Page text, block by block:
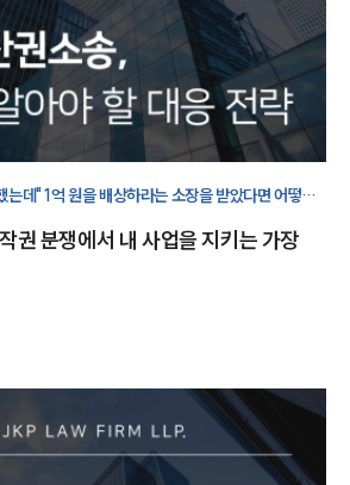
데" 1억 원을 배상하라는 소장을 받았다면 어떻게
권 분쟁에서 내 사업을 지키는 가장